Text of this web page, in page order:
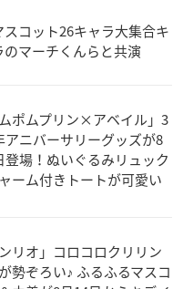
コット26キャラ大集合キ
マーチくんらと共演
ムポムプリン×アベイル」3
アニバーサリーグッズが8
登場！ぬいぐるみリュック
ーム付きトートが可愛い
ンリオ」コロコロクリリン
勢ぞろい♪ ふるふるマスコ